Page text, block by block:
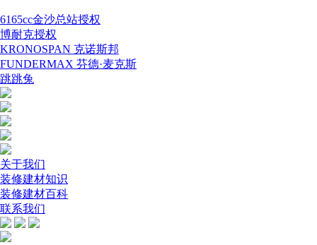
6165cc金沙总站授权
博耐克授权
KRONOSPAN 克诺斯邦
FUNDERMAX 芬德·麦克斯
跳跳兔
关于我们
装修建材知识
装修建材百科
联系我们